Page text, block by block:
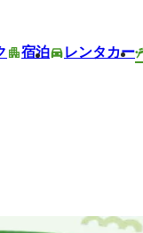
宿泊 レンタカー